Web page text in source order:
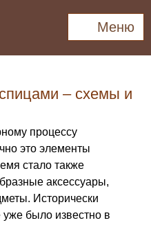
Меню
– схемы и
процессу
это элементы
стало также
аксессуары,
Исторически
уже было известно в